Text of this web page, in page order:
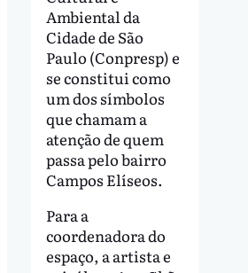
Ambiental da
Cidade de São
Paulo (Conpresp) e
se constitui como
um dos símbolos
que chamam a
atenção de quem
passa pelo bairro
Campos Elíseos.
Para a
coordenadora do
espaço, a artista e